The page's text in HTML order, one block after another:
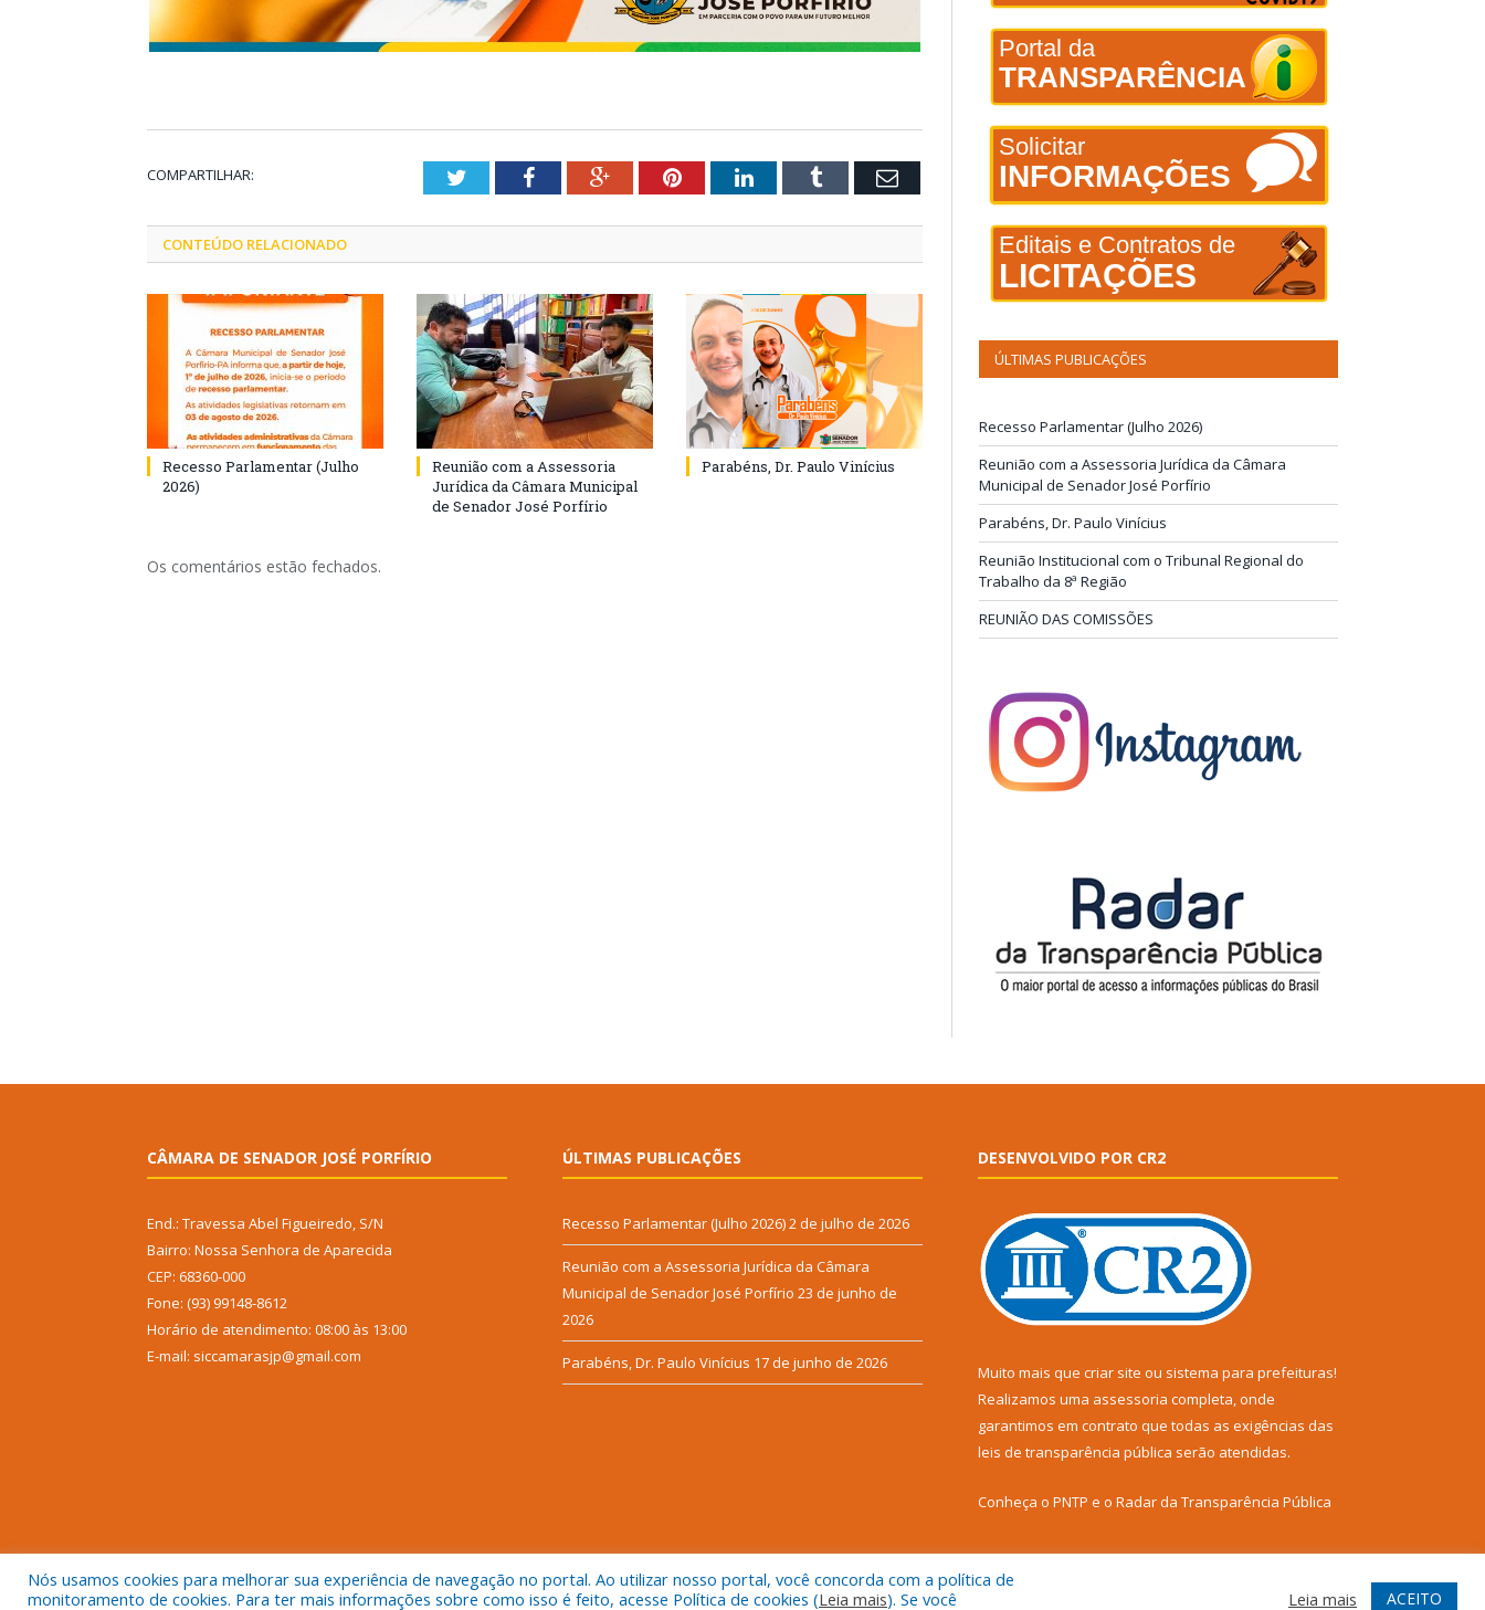
COMPARTILHAR: TwitterFacebookGoogle+PinterestLinkedInTumblr Email
CONTEÚDO RELACIONADO
Recesso Parlamentar (Julho
2026)
Reunião com a Assessoria
Jurídica da Câmara Municipal
de Senador José Porfírio
Parabéns, Dr. Paulo Vinícius
Os comentários estão fechados.
Portal da
TRANSPARÊNCIA
Solicitar
INFORMAÇÕES
Editais e Contratos de
LICITAÇÕES
ÚLTIMAS PUBLICAÇÕES
Recesso Parlamentar (Julho 2026)
Reunião com a Assessoria Jurídica da Câmara
Municipal de Senador José Porfírio
Parabéns, Dr. Paulo Vinícius
Reunião Institucional com o Tribunal Regional do
Trabalho da 8ª Região
REUNIÃO DAS COMISSÕES
CÂMARA DE SENADOR JOSÉ PORFÍRIO
End.: Travessa Abel Figueiredo, S/N
Bairro: Nossa Senhora de Aparecida
CEP: 68360-000
Fone: (93) 99148-8612
Horário de atendimento: 08:00 às 13:00
E-mail: siccamarasjp@gmail.com
ÚLTIMAS PUBLICAÇÕES
Recesso Parlamentar (Julho 2026)2 de julho de 2026
Reunião com a Assessoria Jurídica da Câmara
Municipal de Senador José Porfírio 23 de junho de
2026
Parabéns, Dr. Paulo Vinícius 17 de junho de 2026
DESENVOLVIDO POR CR2
Muito mais que criar site ou sistema para prefeituras!
Realizamos uma assessoria completa, onde
garantimos em contrato que todas as exigências das
leis de transparência pública serão atendidas.
Conheça o PNTP e o Radar da Transparência Pública
Nós usamos cookies para melhorar sua experiência de navegação no portal. Ao utilizar nosso portal, você concorda com a política de
monitoramento de cookies. Para ter mais informações sobre como isso é feito, acesse Política de cookies (Leia mais). Se você
Leia mais ACEITO